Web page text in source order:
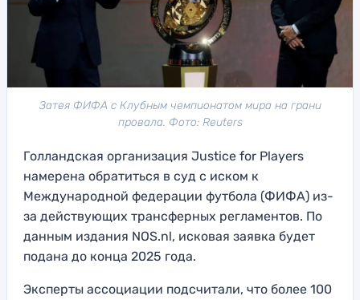
Затея ФИФА с Клубным чемпионатом мира на грани
провала. Фото: Reuters
Голландская организация Justice for Players
намерена обратиться в суд с иском к
Международной федерации футбола (ФИФА) из-
за действующих трансферных регламентов. По
данным издания NOS.nl, исковая заявка будет
подана до конца 2025 года.
Эксперты ассоциации подсчитали, что более 100